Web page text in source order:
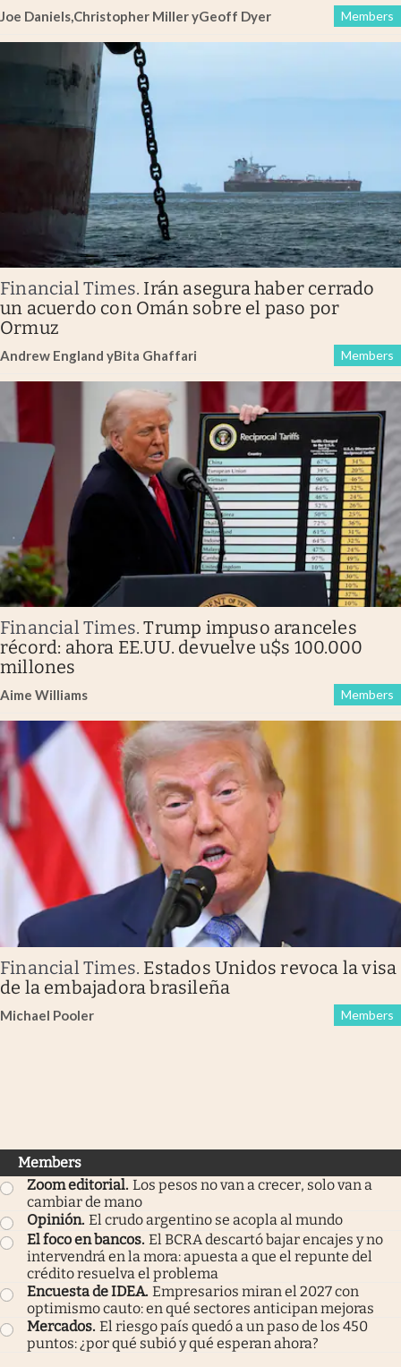
Joe Daniels Christopher MilleryGeoff Dyer Members
Financial Times. Irán asegura haber cerrado
un acuerdo con Omán sobre el paso por
Ormuz
Andrew England yBita Ghaffari Members
Financial Times.Trump impuso aranceles
récord: ahora EE.UU. devuelve u$s 100.000
millones
Aime Williams Members
Financial Times. Estados Unidos revoca la visa
de la embajadora brasileña
Michael Pooler Members
Members
Zoom editorial. Los pesos no van a crecer, solo van a
cambiar de mano
Opinión. El crudo argentino se acopla al mundo
El foco en bancos. El BCRA descartó bajar encajes y no
intervendrá en la mora: apuesta a que el repunte del
crédito resuelva el problema
Encuesta de IDEA. Empresarios miran el 2027 con
optimismo cauto: en qué sectores anticipan mejoras
Mercados. El riesgo país quedó a un paso de los 450
puntos: ¿por qué subió y qué esperan ahora?